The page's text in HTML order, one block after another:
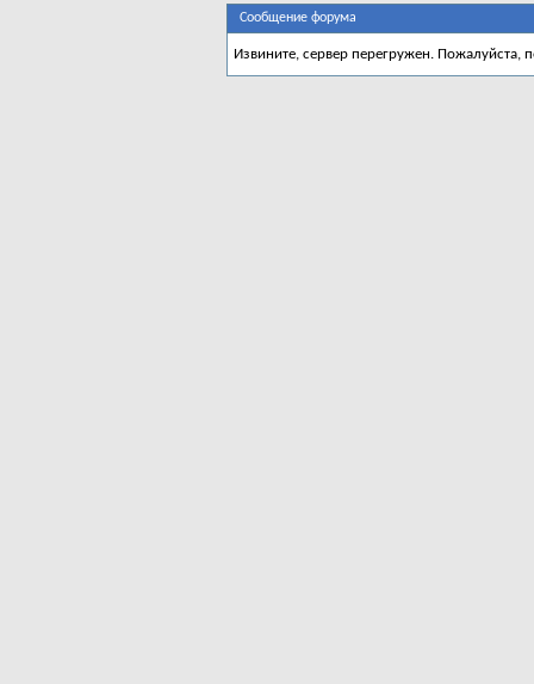
Сообщение форума
Извините, сервер перегружен. Пожалуйста,